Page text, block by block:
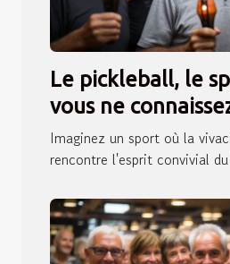
Le pickleball, le
vous ne
Imaginez un sport où la
rencontre l'esprit convivial